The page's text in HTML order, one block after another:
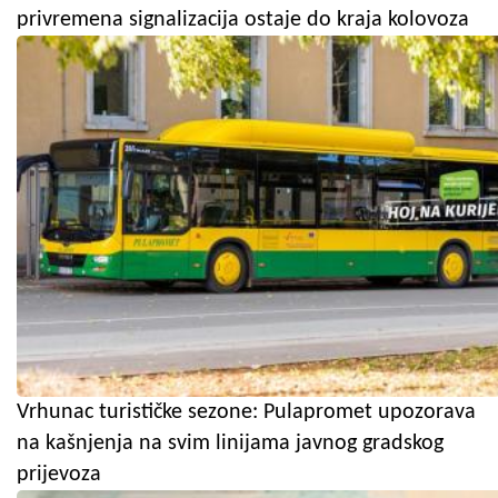
privremena signalizacija ostaje do kraja kolovoza
Vrhunac turističke sezone: Pulapromet upozorava
na kašnjenja na svim linijama javnog gradskog
prijevoza